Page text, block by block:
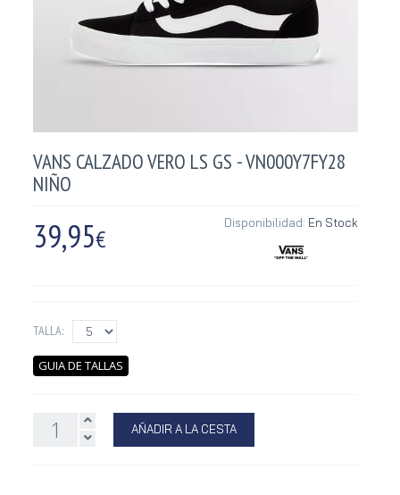
VANS CALZADO VERO LS GS - VN000Y7FY28
NIÑO
39,95€
Disponibilidad: En Stock
TALLA:
GUIA DE TALLAS
AÑADIR A LA CESTA